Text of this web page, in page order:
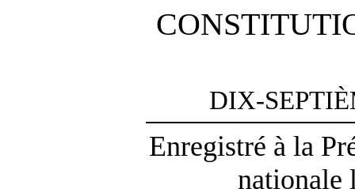
DIX-
Enregistré à la
nationale